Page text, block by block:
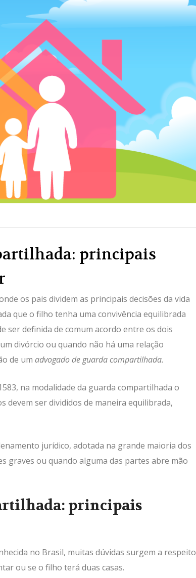
principais
os pais dividem as principais decisões da vida
que o filho tenha uma convivência equilibrada
ser definida de comum acordo entre os dois
divórcio ou quando não há uma relação
de um advogado de guarda compartilhada.
na modalidade da guarda compartilhada o
devem ser divididos de maneira equilibrada,
jurídico, adotada na grande maioria dos
graves ou quando alguma das partes abre mão
principais
no Brasil, muitas dúvidas surgem a respeito
ou se o filho terá duas casas.